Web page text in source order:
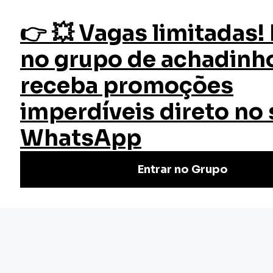
fazer login
Início Cursos Cursos Gratuitos Ética e Direito Imobiliário
Curso Ética e Direito Imobiliário
Descubra o mundo do Direito Imobiliário com o curso
grátis de Ética e Direito Imobiliário da EW Cursos.
Aperfeiçoe seus conhecimentos! Matricule-se!